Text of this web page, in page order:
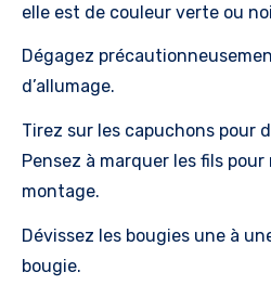
elle est de couleur verte ou
Dégagez
d’allumage.
Tirez sur les capuchons pour
Pensez à marquer les fils
montage.
Dévissez les bougies une à
bougie.